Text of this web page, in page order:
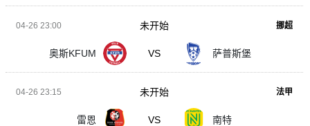
04-26 23:00 挪超
奥斯KFUM VS 萨普斯堡
未开始
04-26 23:15 法甲
雷恩 VS 南特
未开始